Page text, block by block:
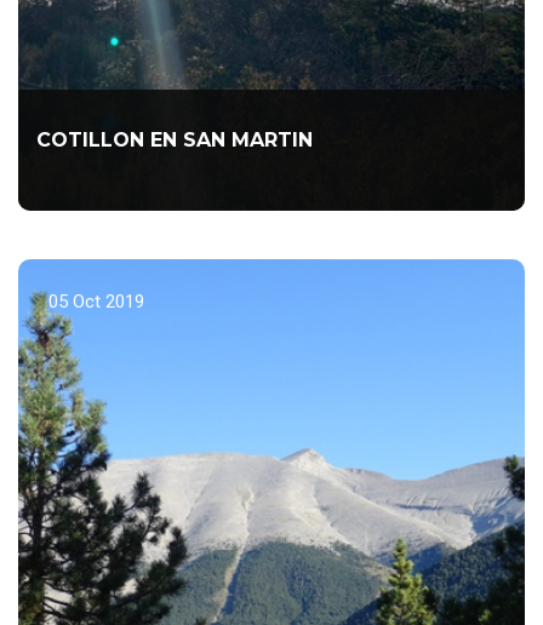
COTILLON EN SAN MARTIN
LEER MÁS...
05 Oct 2019